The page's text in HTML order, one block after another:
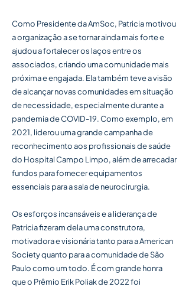
Como Presidente da AmSoc, Patricia motivou
a organização a se tornar ainda mais forte e
ajudou a fortalecer os laços entre os
associados, criando uma comunidade mais
próxima e engajada. Ela também teve a visão
de alcançar novas comunidades em situação
de necessidade, especialmente durante a
pandemia de COVID-19. Como exemplo, em
2021, liderou uma grande campanha de
reconhecimento aos profissionais de saúde
do Hospital Campo Limpo, além de arrecadar
fundos para fornecer equipamentos
essenciais para a sala de neurocirurgia.
Os esforços incansáveis e a liderança de
Patricia fizeram dela uma construtora,
motivadora e visionária tanto para a American
Society quanto para a comunidade de São
Paulo como um todo. É com grande honra
que o Prêmio Erik Poliak de 2022 foi